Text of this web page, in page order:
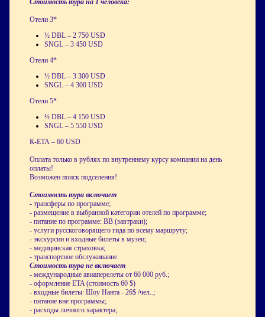
Стоимость тура на 1 человека:
Отели 3*
½ DBL – 2 750 USD
SNGL – 3 450 USD
Отели 4*
½ DBL – 3 300 USD
SNGL – 4 300 USD
Отели 5*
½ DBL – 4 150 USD
SNGL – 5 550 USD
К-ЕТА – 60 USD
Оплата только в рублях по внутреннему курсу компании на день
оплаты!
Возможен поиск подселения!
Стоимость тура включает
- трансферы по программе;
- размещение в выбранной категории отелей по программе;
- питание по программе: ВB (завтраки);
- услуги русскоговорящего гида по всему маршруту;
- экскурсии и входные билеты в музеи;
- медицинская страховка;
- транспортное обслуживание.
Стоимость тура не включает
- международные авиаперелеты от 60 000 руб.;
- оформление ETA (стоимость 60 $)
- входные билеты: Шоу Нанта - 26$ /чел..;
- питание вне программы;
- расходы личного характера;